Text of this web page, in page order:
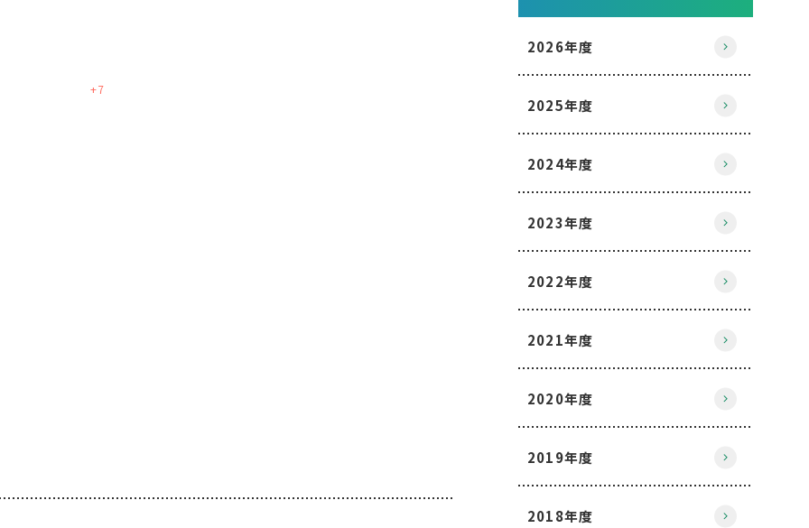
+7
2026年度
2025年度
2024年度
2023年度
2022年度
2021年度
2020年度
2019年度
2018年度